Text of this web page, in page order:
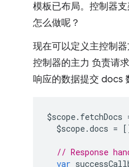
模板已布局。控制器
怎么做呢？
现在可以定义主控制
控制器的主力 负责请
响应的数据提交 docs
$scope. fetchDocs
$scope.docs =
// Response
var